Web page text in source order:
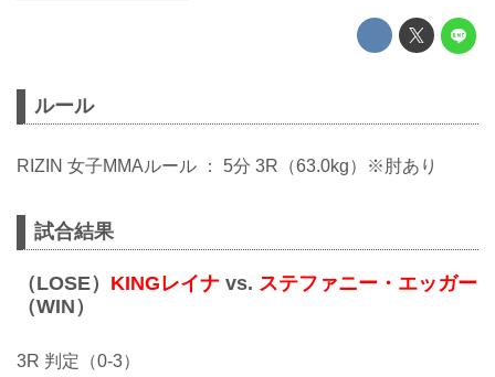
ルール
RIZIN 女子MMAルール ： 5分 3R（63.0kg）※肘あり
試合結果
（LOSE） KINGレイナ vs. ステファニー・エッガー
（WIN）
3R 判定（0-3）